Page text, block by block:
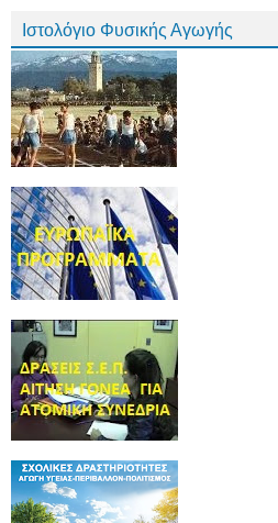
Ιστολόγιο Φυσικής Αγωγής